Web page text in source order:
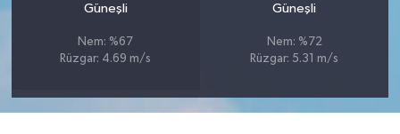
Güneşli
Nem: %67
Rüzgar: 4.69 m/s
Güneşli
Nem: %72
Rüzgar: 5.31 m/s